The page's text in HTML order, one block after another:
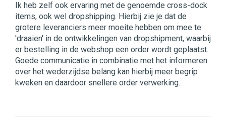
Ik heb zelf ook ervaring met de genoemde cross-dock
items, ook wel dropshipping. Hierbij zie je dat de
grotere leveranciers meer moeite hebben om mee te
'draaien' in de ontwikkelingen van dropshipment, waarbij
er bestelling in de webshop een order wordt geplaatst.
Goede communicatie in combinatie met het informeren
over het wederzijdse belang kan hierbij meer begrip
kweken en daardoor snellere order verwerking.